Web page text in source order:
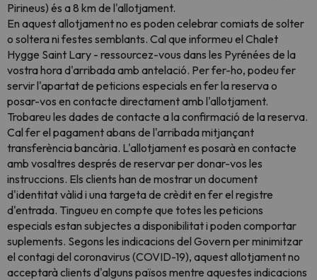
Pirineus) és a 8 km de l'allotjament.
En aquest allotjament no es poden celebrar comiats de solter
o soltera ni festes semblants. Cal que informeu el Chalet
Hygge Saint Lary - ressourcez-vous dans les Pyrénées de la
vostra hora d'arribada amb antelació. Per fer-ho, podeu fer
servir l'apartat de peticions especials en fer la reserva o
posar-vos en contacte directament amb l'allotjament.
Trobareu les dades de contacte a la confirmació de la reserva.
Cal fer el pagament abans de l'arribada mitjançant
transferència bancària. L'allotjament es posarà en contacte
amb vosaltres després de reservar per donar-vos les
instruccions. Els clients han de mostrar un document
d'identitat vàlid i una targeta de crèdit en fer el registre
d'entrada. Tingueu en compte que totes les peticions
especials estan subjectes a disponibilitat i poden comportar
suplements. Segons les indicacions del Govern per minimitzar
el contagi del coronavirus (COVID-19), aquest allotjament no
acceptarà clients d'alguns països mentre aquestes indicacions